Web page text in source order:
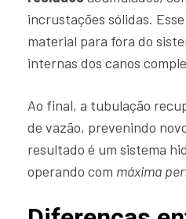
incrustações sólidas.
material para fora do
internas dos canos
Ao final, a tubulação
de vazão, prevenindo
resultado é um sistema
operando com máxima